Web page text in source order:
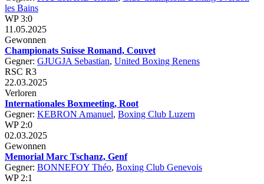
les Bains
WP 3:0
11.05.2025
Gewonnen
Championats Suisse Romand, Couvet
Gegner: GJUGJA Sebastian, United Boxing Renens
RSC R3
22.03.2025
Verloren
Internationales Boxmeeting, Root
Gegner: KEBRON Amanuel, Boxing Club Luzern
WP 2:0
02.03.2025
Gewonnen
Memorial Marc Tschanz, Genf
Gegner: BONNEFOY Théo, Boxing Club Genevois
WP 2:1